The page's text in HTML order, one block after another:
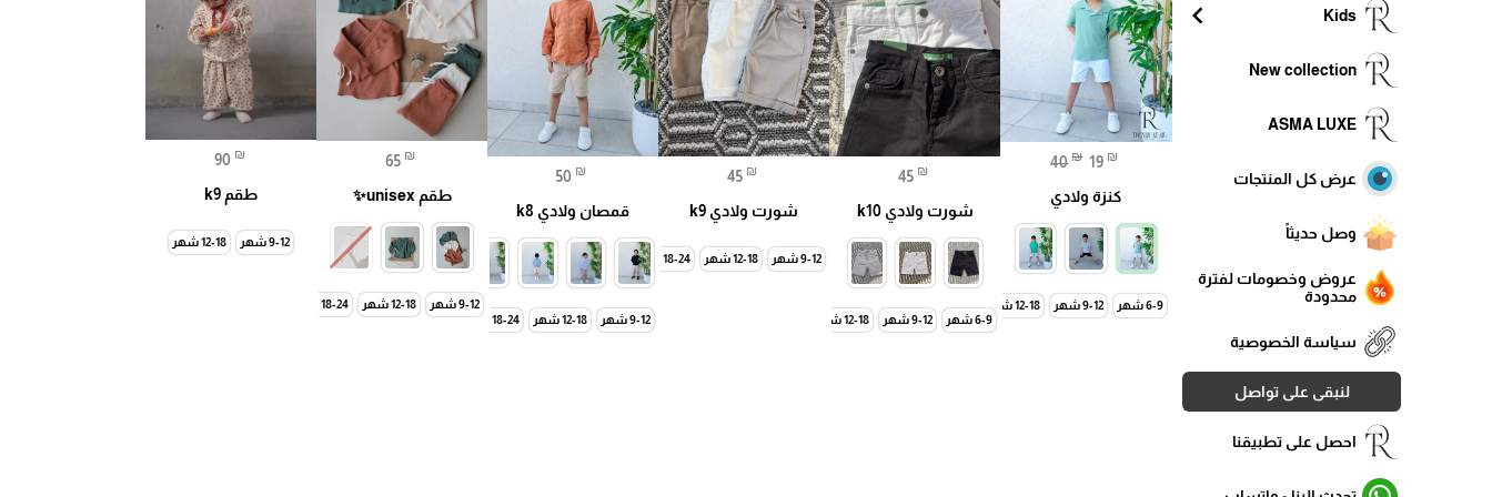
Kids
chevron_left
New collection
ASMA LUXE
عرض كل المنتجات
وصل حديثاً
عروض وخصومات لفترة
محدودة
سياسة الخصوصية
لنبقى على تواصل
احصل على تطبيقنا
40 ₪ 19 ₪
كنزة ولادي
6-9 شهر 9-12 شهر 12-18 شهر 18-24 شهر 24-36 شهر
45 ₪
شورت ولادي k10
6-9 شهر 9-12 شهر 12-18 شهر 2-3 سنة 3-4 سنة 4-5 سنة 6-7 سنة 8-9 سنة 10-11 سنة
45 ₪
شورت ولادي k9
9-12 شهر 12-18 شهر 18-24 شهر 24-30 شهر
50 ₪
قمصان ولادي k8
9-12 شهر 12-18 شهر 18-24 شهر 2-3 سنة 3-4 سنة 4-5 سنة
65 ₪
طقم unisex✨
9-12 شهر 12-18 شهر 18-24 شهر
90 ₪
طقم k9
9-12 شهر 12-18 شهر